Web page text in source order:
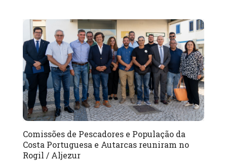
Comissões de Pescadores e População da
Costa Portuguesa e Autarcas reuniram no
Rogil / Aljezur